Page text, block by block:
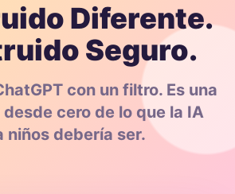
Diferente.
Seguro.
con un filtro. Es una
cero de lo que la IA
niños debería ser.